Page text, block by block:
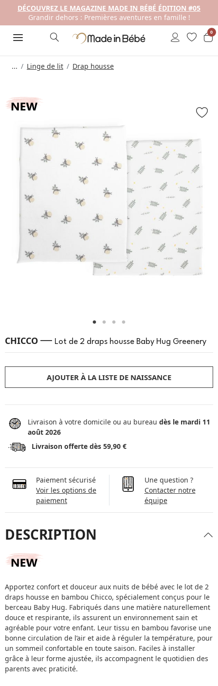
DÉCOUVREZ LE MAGAZINE MADE IN BÉBÉ ÉDITION #05
Grandir dehors : Premières aventures en famille !
0
... Linge de lit Drap housse
CHICCO — Lot de 2 draps housse Baby Hug Greenery
AJOUTER À LA LISTE DE NAISSANCE
Livraison à votre domicile ou au bureau dès le mardi 11
août 2026
Livraison offerte dès 59,90 €
Paiement sécurisé
Voir les options de
paiement
Une question ?
Contacter notre
équipe
DESCRIPTION
Apportez confort et douceur aux nuits de bébé avec le lot de 2
draps housse en bambou Chicco, spécialement conçus pour le
berceau Baby Hug. Fabriqués dans une matière naturellement
douce et respirante, ils assurent un environnement sain et
agréable pour votre enfant. Leur tissu en bambou favorise une
bonne circulation de l’air et aide à réguler la température, pour
un sommeil confortable en toute saison. Faciles à installer
grâce à leur forme ajustée, ils accompagnent le quotidien des
parents avec praticité.